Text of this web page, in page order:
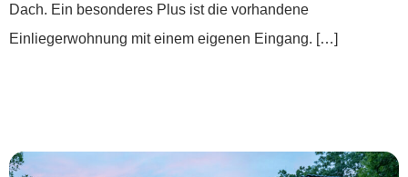
Dach. Ein besonderes Plus ist die vorhandene
Einliegerwohnung mit einem eigenen Eingang. […]